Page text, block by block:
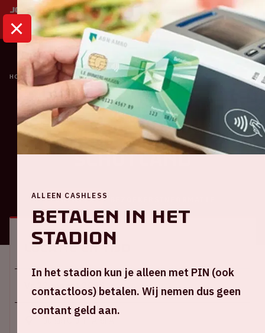
HOME KALENDER NEDERLAND - SCHOTLAND
Oranje
Nederland -
Schotland
ALGEMEEN
Locatie en tijd
Vr 22 maart 2024
ALLEEN CASHLESS
Betalen in het
stadion
In het stadion kun je alleen met PIN (ook
contactloos) betalen. Wij nemen dus geen
contant geld aan.